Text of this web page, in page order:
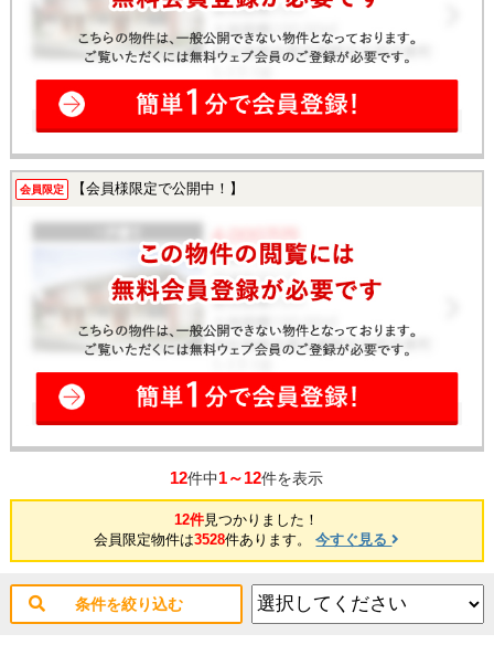
会員限定 【会員様限定で公開中！】
12件中1～12件を表示
12件見つかりました！
会員限定物件は3528件あります。今すぐ見る
条件を絞り込む